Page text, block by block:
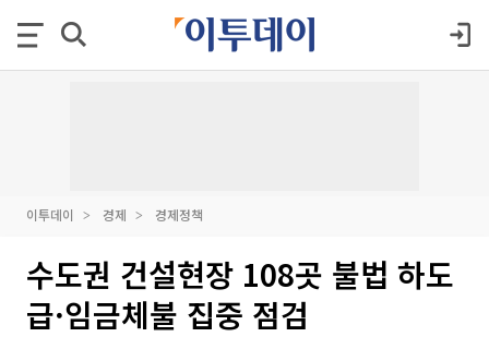
이투데이 경제 경제정책
수도권 건설현장 108곳 불법 하도
급·임금체불 집중 점검